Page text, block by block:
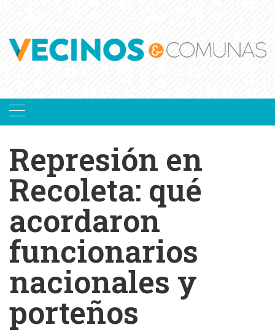
Represión en
Recoleta: qué
acordaron
funcionarios
nacionales y
porteños